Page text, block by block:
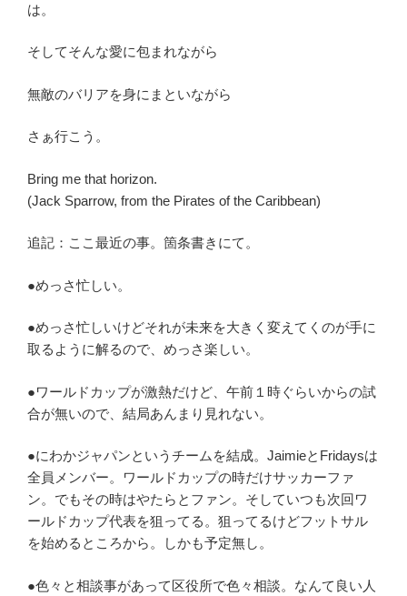
は。
そしてそんな愛に包まれながら
無敵のバリアを身にまといながら
さぁ行こう。
Bring me that horizon.
(Jack Sparrow, from the Pirates of the Caribbean)
追記：ここ最近の事。箇条書きにて。
●めっさ忙しい。
●めっさ忙しいけどそれが未来を大きく変えてくのが手に
取るように解るので、めっさ楽しい。
●ワールドカップが激熱だけど、午前１時ぐらいからの試
合が無いので、結局あんまり見れない。
●にわかジャパンというチームを結成。JaimieとFridaysは
全員メンバー。ワールドカップの時だけサッカーファ
ン。でもその時はやたらとファン。そしていつも次回ワ
ールドカップ代表を狙ってる。狙ってるけどフットサル
を始めるところから。しかも予定無し。
●色々と相談事があって区役所で色々相談。なんて良い人